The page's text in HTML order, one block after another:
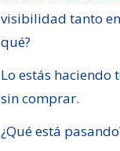
visibilidad tanto
qué?
Lo estás haciendo
sin comprar.
¿Qué está